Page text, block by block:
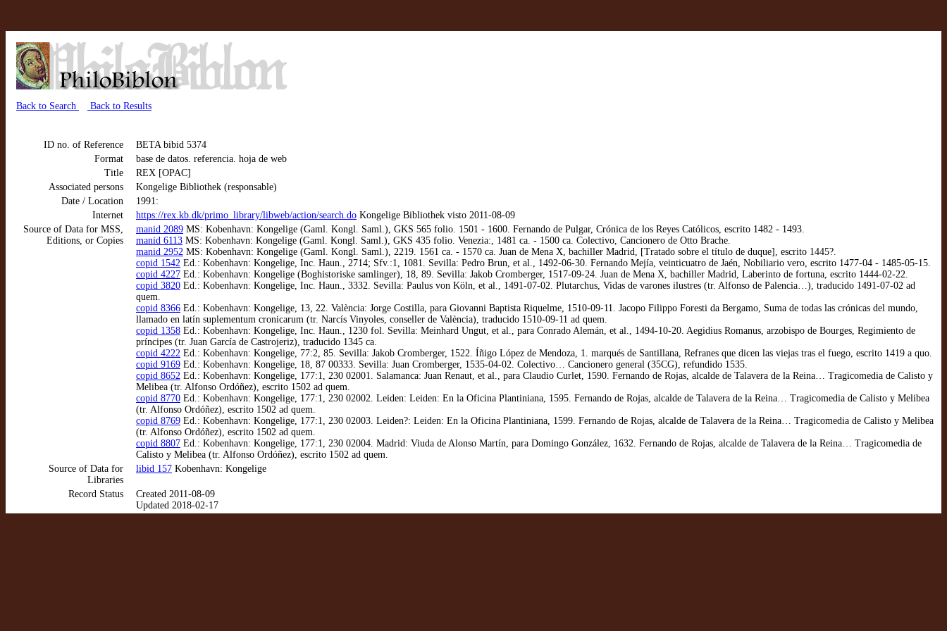
Back to Search Back to Results
ID no. of Reference
BETA bibid 5374
Format
base de datos. referencia. hoja de web
Title
REX [OPAC]
Associated persons
Kongelige Bibliothek (responsable)
Date / Location
1991:
Internet
https://rex.kb.dk/primo_library/libweb/action/search.do Kongelige Bibliothek visto 2011-08-09
Source of Data for MSS,
Editions, or Copies
manid 2089 MS: Kobenhavn: Kongelige (Gaml. Kongl. Saml.), GKS 565 folio. 1501 - 1600. Fernando de Pulgar, Crónica de los Reyes Católicos, escrito 1482 - 1493.
manid 6113 MS: Kobenhavn: Kongelige (Gaml. Kongl. Saml.), GKS 435 folio. Venezia:, 1481 ca. - 1500 ca. Colectivo, Cancionero de Otto Brache.
manid 2952 MS: Kobenhavn: Kongelige (Gaml. Kongl. Saml.), 2219. 1561 ca. - 1570 ca. Juan de Mena X, bachiller Madrid, [Tratado sobre el título de duque], escrito 1445?.
copid 1542 Ed.: Kobenhavn: Kongelige, Inc. Haun., 2714; Sfv.:1, 1081. Sevilla: Pedro Brun, et al., 1492-06-30. Fernando Mejía, veinticuatro de Jaén, Nobiliario vero, escrito 1477-04 - 1485-05-15.
copid 4227 Ed.: Kobenhavn: Kongelige (Boghistoriske samlinger), 18, 89. Sevilla: Jakob Cromberger, 1517-09-24. Juan de Mena X, bachiller Madrid, Laberinto de fortuna, escrito 1444-02-22.
copid 3820 Ed.: Kobenhavn: Kongelige, Inc. Haun., 3332. Sevilla: Paulus von Köln, et al., 1491-07-02. Plutarchus, Vidas de varones ilustres (tr. Alfonso de Palencia…), traducido 1491-07-02 ad
quem.
copid 8366 Ed.: Kobenhavn: Kongelige, 13, 22. València: Jorge Costilla, para Giovanni Baptista Riquelme, 1510-09-11. Jacopo Filippo Foresti da Bergamo, Suma de todas las crónicas del mundo,
llamado en latín suplementum cronicarum (tr. Narcís Vinyoles, conseller de València), traducido 1510-09-11 ad quem.
copid 1358 Ed.: Kobenhavn: Kongelige, Inc. Haun., 1230 fol. Sevilla: Meinhard Ungut, et al., para Conrado Alemán, et al., 1494-10-20. Aegidius Romanus, arzobispo de Bourges, Regimiento de
príncipes (tr. Juan García de Castrojeriz), traducido 1345 ca.
copid 4222 Ed.: Kobenhavn: Kongelige, 77:2, 85. Sevilla: Jakob Cromberger, 1522. Íñigo López de Mendoza, 1. marqués de Santillana, Refranes que dicen las viejas tras el fuego, escrito 1419 a quo.
copid 9169 Ed.: Kobenhavn: Kongelige, 18, 87 00333. Sevilla: Juan Cromberger, 1535-04-02. Colectivo… Cancionero general (35CG), refundido 1535.
copid 8652 Ed.: Kobenhavn: Kongelige, 177:1, 230 02001. Salamanca: Juan Renaut, et al., para Claudio Curlet, 1590. Fernando de Rojas, alcalde de Talavera de la Reina… Tragicomedia de Calisto y
Melibea (tr. Alfonso Ordóñez), escrito 1502 ad quem.
copid 8770 Ed.: Kobenhavn: Kongelige, 177:1, 230 02002. Leiden: Leiden: En la Oficina Plantiniana, 1595. Fernando de Rojas, alcalde de Talavera de la Reina… Tragicomedia de Calisto y Melibea
(tr. Alfonso Ordóñez), escrito 1502 ad quem.
copid 8769 Ed.: Kobenhavn: Kongelige, 177:1, 230 02003. Leiden?: Leiden: En la Oficina Plantiniana, 1599. Fernando de Rojas, alcalde de Talavera de la Reina… Tragicomedia de Calisto y Melibea
(tr. Alfonso Ordóñez), escrito 1502 ad quem.
copid 8807 Ed.: Kobenhavn: Kongelige, 177:1, 230 02004. Madrid: Viuda de Alonso Martín, para Domingo González, 1632. Fernando de Rojas, alcalde de Talavera de la Reina… Tragicomedia de
Calisto y Melibea (tr. Alfonso Ordóñez), escrito 1502 ad quem.
Source of Data for
Libraries
libid 157 Kobenhavn: Kongelige
Record Status
Created 2011-08-09
Updated 2018-02-17